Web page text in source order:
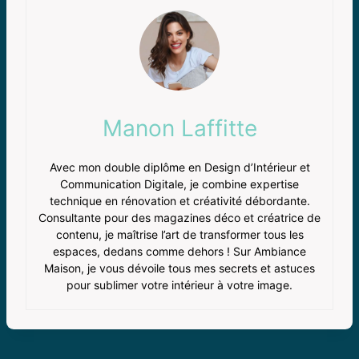
Manon Laffitte
Avec mon double diplôme en Design d’Intérieur et
Communication Digitale, je combine expertise
technique en rénovation et créativité débordante.
Consultante pour des magazines déco et créatrice de
contenu, je maîtrise l’art de transformer tous les
espaces, dedans comme dehors ! Sur Ambiance
Maison, je vous dévoile tous mes secrets et astuces
pour sublimer votre intérieur à votre image.